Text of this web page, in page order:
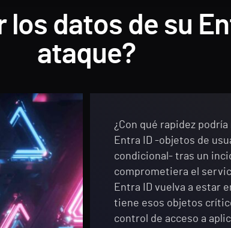
datos de su
ataque?
¿Con qué rapidez
Entra ID -objetos de
condicional- tras un
comprometiera el
Entra ID vuelva a estar
tiene esos objetos
control de acceso a